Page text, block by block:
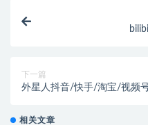
下一篇
外星人抖音/快手/淘宝/视频
相关文章